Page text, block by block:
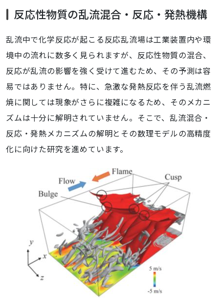
反応性物質の乱流混合・反応・発熱機構
乱流中で化学反応が起こる反応乱流場は工業装置内や環
境中の流れに数多く見られますが、反応性物質の混合、
反応が乱流の影響を強く受けて進むため、その予測は容
易ではありません。特に、急激な発熱反応を伴う乱流燃
焼に関しては現象がさらに複雑になるため、そのメカニ
ズムは十分に解明されていません。そこで、乱流混合・
反応・発熱メカニズムの解明とその数理モデルの高精度
化に向けた研究を進めています。